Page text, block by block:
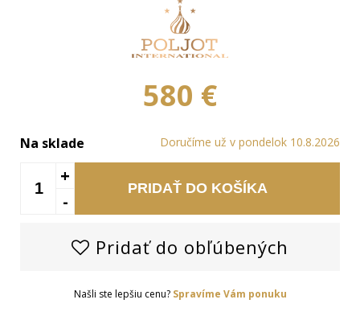
580 €
Na sklade Doručíme už v pondelok 10.8.2026
PRIDAŤ DO KOŠÍKA
+
-
Pridať do obľúbených
Našli ste lepšiu cenu? Spravíme Vám ponuku